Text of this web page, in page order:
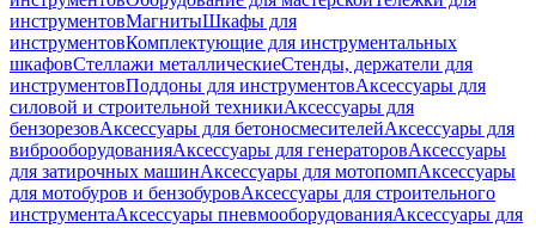
инструментовМагнитыШкафы для
инструментовКомплектующие для инструментальных
шкафовСтеллажи металлическиеСтенды, держатели для
инструментовПоддоны для инструментовАксессуары для
силовой и строительной техникиАксессуары для
бензорезовАксессуары для бетоносмесителейАксессуары для
виброоборудованияАксессуары для генераторовАксессуары
для затирочных машинАксессуары для мотопомпАксессуары
для мотобуров и бензобуровАксессуары для строительного
инструментаАксессуары пневмооборудованияАксессуары для